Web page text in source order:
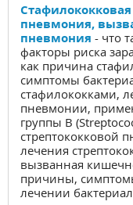
пневмония,
пневмония - что
факторы риска
как причина
симптомы
стафилококками,
пневмонии,
группы B
стрептококковой
лечения
вызванная
причины,
лечении